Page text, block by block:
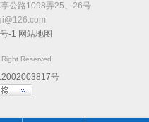
公路1098弄25、26号
-1 网站地图
Reserved.
号